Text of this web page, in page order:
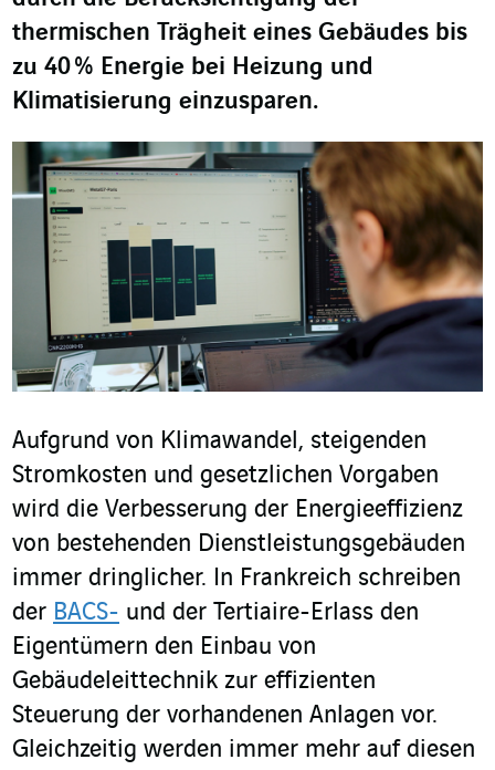
thermischen Trägheit eines Gebäudes bis
zu 40 % Energie bei Heizung und
Klimatisierung einzusparen.
Aufgrund von Klimawandel, steigenden
Stromkosten und gesetzlichen Vorgaben
wird die Verbesserung der Energieeffizienz
von bestehenden Dienstleistungsgebäuden
immer dringlicher. In Frankreich schreiben
der BACS- und der Tertiaire-Erlass den
Eigentümern den Einbau von
Gebäudeleittechnik zur effizienten
Steuerung der vorhandenen Anlagen vor.
Gleichzeitig werden immer mehr auf diesen